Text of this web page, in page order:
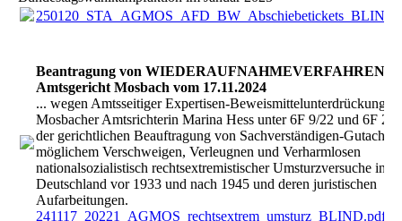
Beantragung von WIEDERAUFNAHMEVERFAHREN
Amtsgericht Mosbach vom 17.11.2024
... wegen Amtsseitiger Expertisen-Beweismittelunterdrückung
Mosbacher Amtsrichterin Marina Hess unter 6F 9/22 und 6F
der gerichtlichen Beauftragung von Sachverständigen-
möglichem Verschweigen, Verleugnen und Verharmlosen
nationalsozialistisch rechtsextremistischer Umsturzversuche in
Deutschland vor 1933 und nach 1945 und deren juristischen
Aufarbeitungen.
241117_20221_AGMOS_rechtsextrem_umsturz_BLIND.pdf